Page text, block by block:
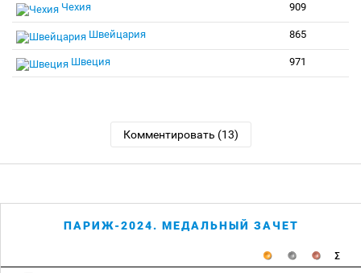
Чехия 909
Швейцария 865
Швеция 971
Комментировать (13)
ПАРИЖ-2024. МЕДАЛЬНЫЙ ЗАЧЕТ